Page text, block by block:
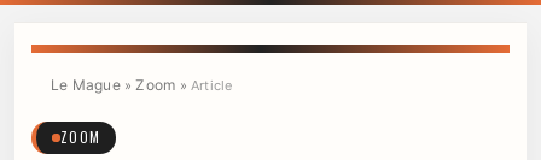
Le Mague»Zoom » Article
ZOOM